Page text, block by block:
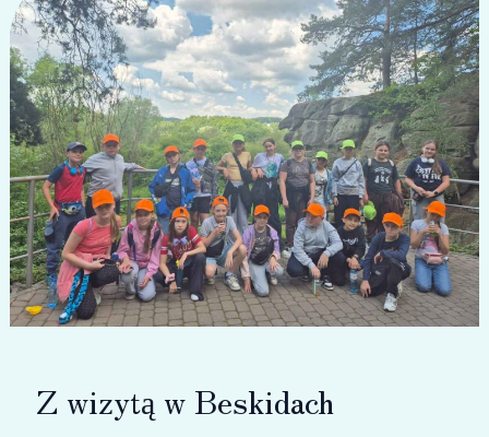
–
2025
Z wizytą w Beskidach